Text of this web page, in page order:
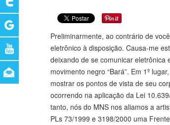
Preliminarmente, ao contrário de
eletrônico à disposição. Causa-me
deixando de se comunicar eletrônica
movimento negro “Bará”. Em 1º
mostrar os pontos de vista de seu
ocorrendo na aplicação da Lei
tanto, nós do MNS nos aliamos a
PLs 73/1999 e 3198/2000 uma